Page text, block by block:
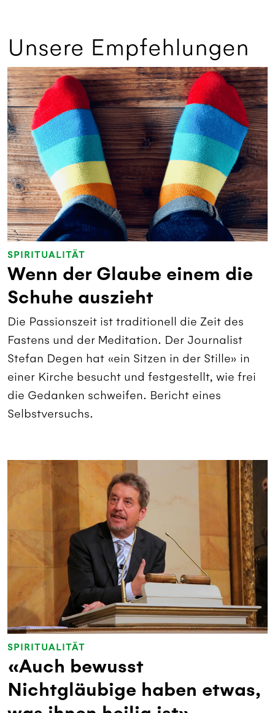
Unsere Empfehlungen
SPIRITUALITÄT
Wenn der Glaube einem die
Schuhe auszieht
Die Passionszeit ist traditionell die Zeit des
Fastens und der Meditation. Der Journalist
Stefan Degen hat «ein Sitzen in der Stille» in
einer Kirche besucht und festgestellt, wie frei
die Gedanken schweifen. Bericht eines
Selbstversuchs.
SPIRITUALITÄT
«Auch bewusst
Nichtgläubige haben etwas,